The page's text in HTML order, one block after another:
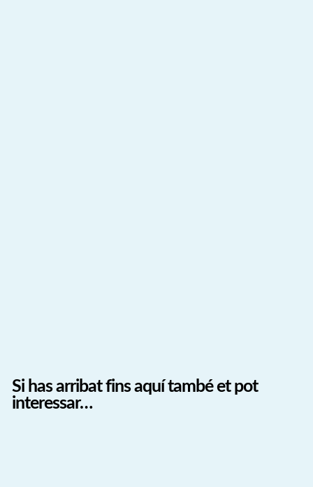
Si has arribat fins aquí també et pot
interessar…